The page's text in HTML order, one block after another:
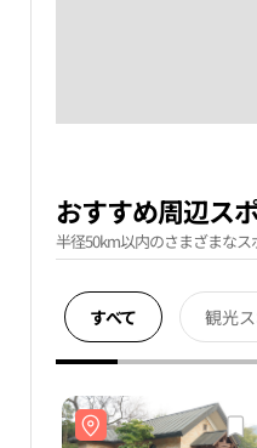
おすすめ周辺ス
半径50km以内のさまざまなス
すべて 観光